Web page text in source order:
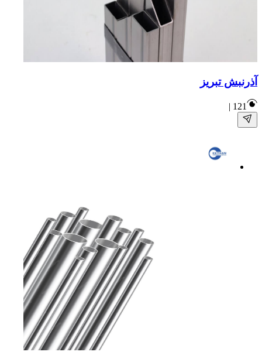
آذرنبش تبریز
121
|